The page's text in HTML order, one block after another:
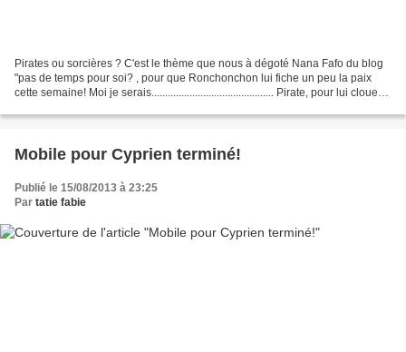
Pirates ou sorcières ? C'est le thème que nous à dégoté Nana Fafo du blog
"pas de temps pour soi? , pour que Ronchonchon lui fiche un peu la paix
cette semaine! Moi je serais............................................. Pirate, pour lui clouer
Mobile pour Cyprien terminé!
Publié le 15/08/2013 à 23:25
Par tatie fabie